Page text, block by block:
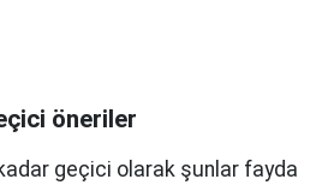
öneriler
geçici olarak şunlar fayda